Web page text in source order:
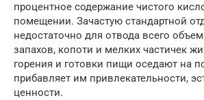
процентное содержание чистого
помещении. Зачастую стандартной
недостаточно для отвода всего
запахов, копоти и мелких частичек
горения и готовки пищи оседают на
прибавляет им привлекательности,
ценности.